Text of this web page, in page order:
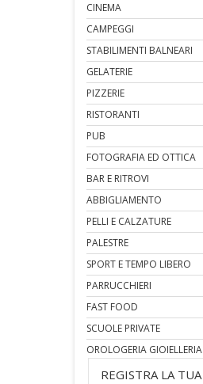
CINEMA
CAMPEGGI
STABILIMENTI BALNEARI
GELATERIE
PIZZERIE
RISTORANTI
PUB
FOTOGRAFIA ED OTTICA
BAR E RITROVI
ABBIGLIAMENTO
PELLI E CALZATURE
PALESTRE
SPORT E TEMPO LIBERO
PARRUCCHIERI
FAST FOOD
SCUOLE PRIVATE
OROLOGERIA GIOIELLERIA
REGISTRA LA